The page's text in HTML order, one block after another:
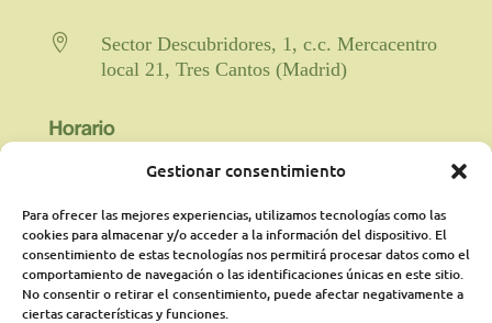
Gestionar consentimiento
Para ofrecer las mejores experiencias, utilizamos tecnologías como las
cookies para almacenar y/o acceder a la información del dispositivo. El
consentimiento de estas tecnologías nos permitirá procesar datos como el
comportamiento de navegación o las identificaciones únicas en este sitio.
No consentir o retirar el consentimiento, puede afectar negativamente a
ciertas características y funciones.

Sector Descubridores, 1, c.c. Mercacentro
local 21, Tres Cantos (Madrid)
Horario
viernes de 9:00 a 21:00 horas
ininterrumpido.
Psicología: Lunes de 18:00 a 21:00
presencialmente y martes online de 16:00a